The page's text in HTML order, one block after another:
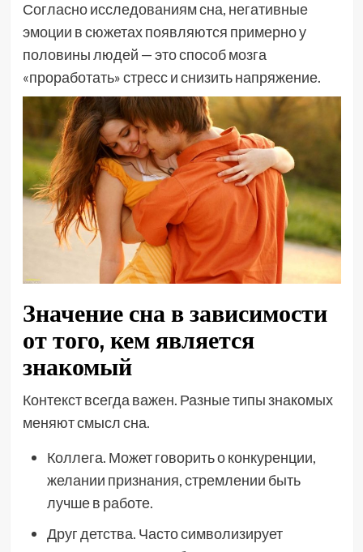
Согласно исследованиям сна, негативные
эмоции в сюжетах появляются примерно у
половины людей — это способ мозга
«проработать» стресс и снизить напряжение.
Значение сна в зависимости
от того, кем является
знакомый
Контекст всегда важен. Разные типы знакомых
меняют смысл сна.
Коллега. Может говорить о конкуренции,
желании признания, стремлении быть
лучше в работе.
Друг детства. Часто символизирует